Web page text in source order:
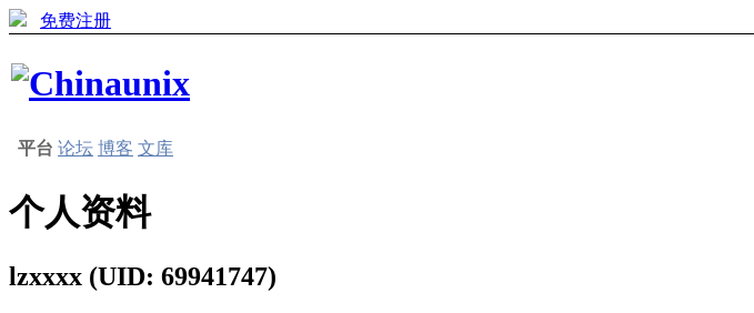
免费注册
平台 论坛 博客 文库
个人资料
lzxxxx (UID: 69941747)